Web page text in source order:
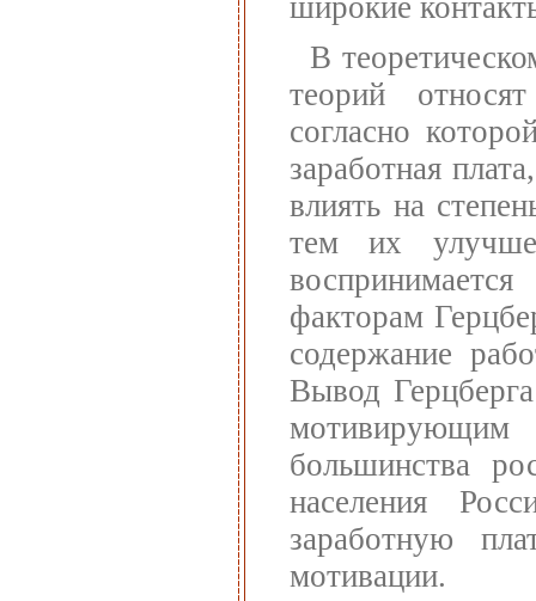
широкие
В
теорий
согласно
заработная
влиять на
тем их
факторам
содержание
Вывод
мотивирующим
большинства
населения
заработную
мотивации.